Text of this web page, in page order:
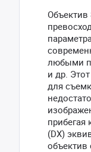
Объектив
любыми
и др.
для
(DX)